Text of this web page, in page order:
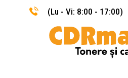
(Lu - Vi: 8:00 - 17:00)